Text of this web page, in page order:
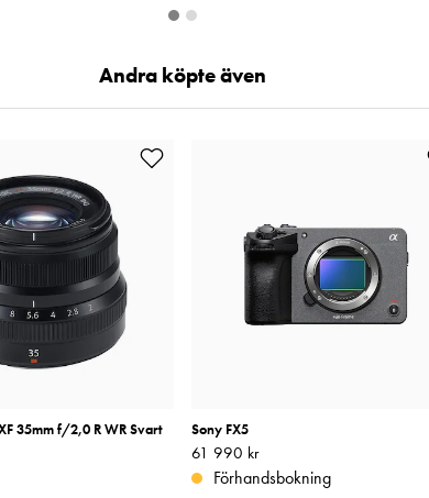
Andra köpte även
35mm f/2,0 R WR Svart Sony FX5
Pris :61 990 kr
61 990 kr
Förhandsbokning